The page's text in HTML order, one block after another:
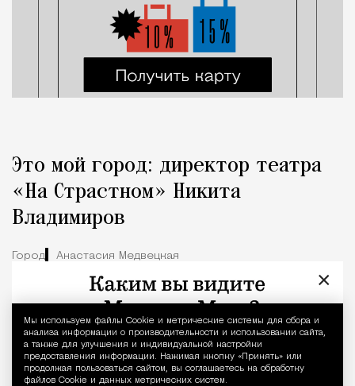
Уведомление
Мы используем файлы Сookie и метрические системы для сбора и
анализа информации о производительности и использовании сайта,
а также для улучшения и индивидуальной настройки
предоставления информации. Нажимая кнопку «Принять» или
продолжая пользоваться сайтом, вы соглашаетесь на обработку
файлов Cookie и данных метрических систем.
Это мой город: директор театра
«На Страстном» Никита
Владимиров
Город Анастасия Медвецкая
×